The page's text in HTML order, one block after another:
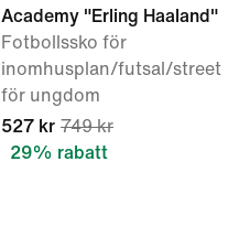
Academy "Erling Haaland"
Fotbollssko för
inomhusplan/futsal/street
för ungdom
527 kr 749 kr
29% rabatt